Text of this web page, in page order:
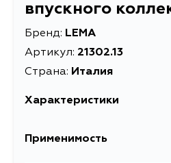
впускного
Бренд: LEMA
Артикул: 21302.13
Страна: Италия
Характеристики
Масса, кг 0.02
Применимость